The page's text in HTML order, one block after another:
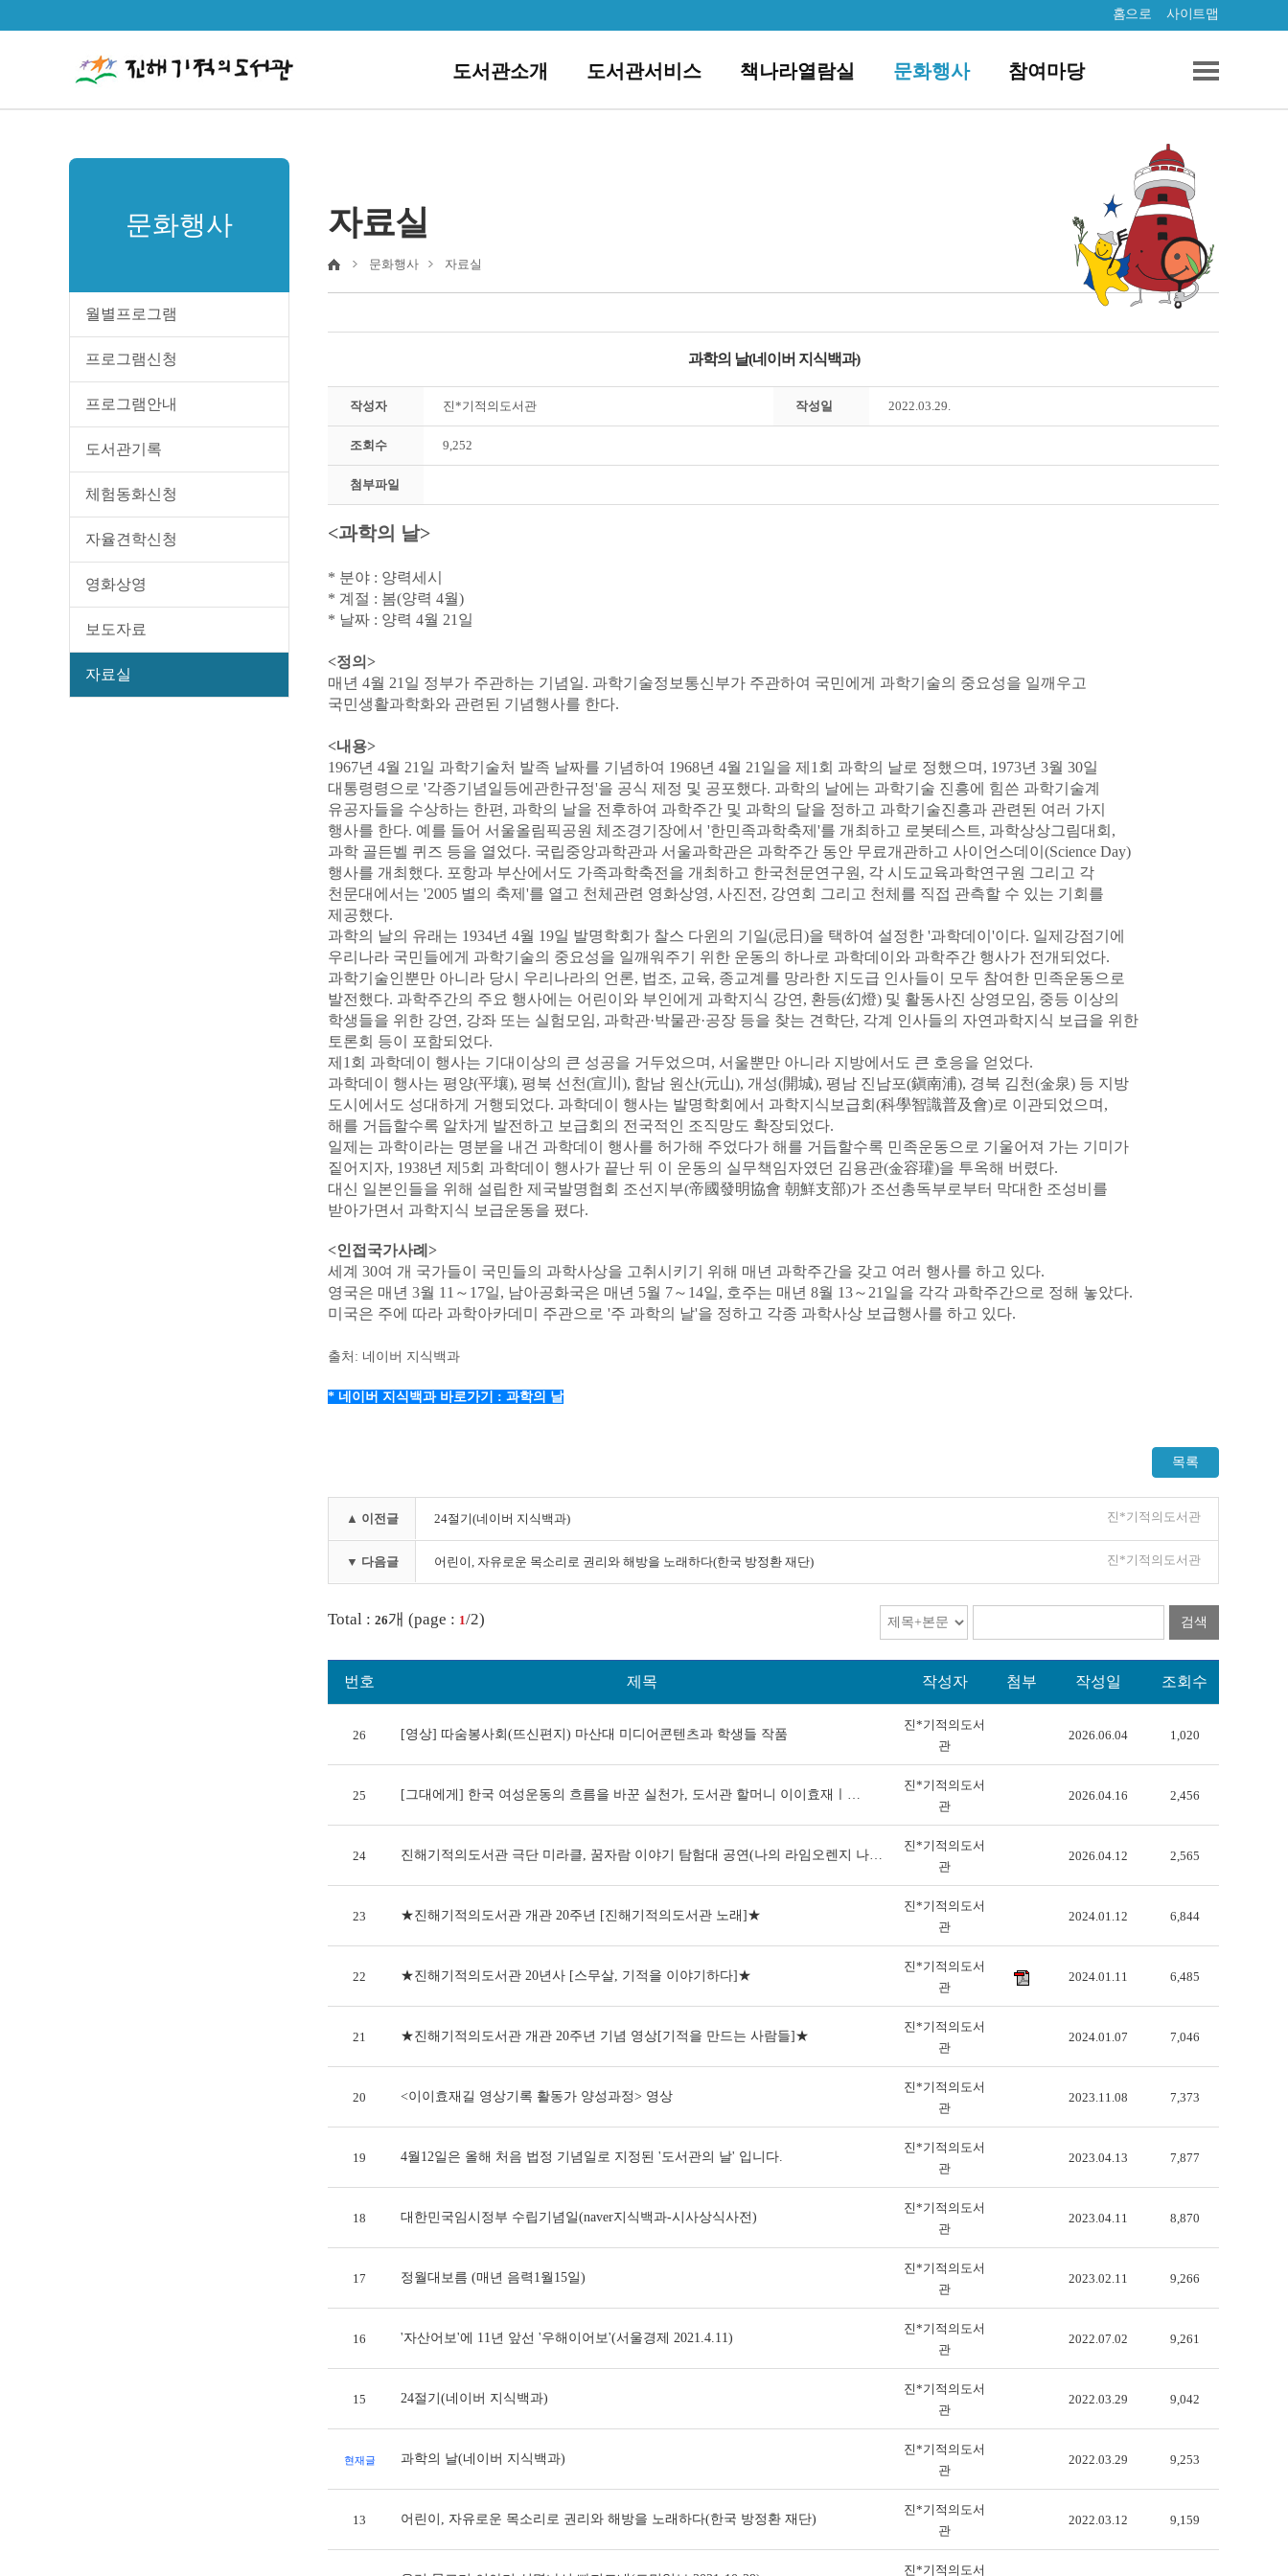
홈으로 사이트맵
도서관소개 도서관서비스 책나라열람실 문화행사 참여마당
전자도서관
문화행사
월별프로그램
프로그램신청
프로그램안내
도서관기록
체험동화신청
자율견학신청
영화상영
보도자료
자료실
자료실
문화행사 자료실
과학의 날(네이버 지식백과)
작성자 진*기적의도서관 작성일 2022.03.29.
조회수 9,252
첨부파일
<과학의 날>
* 분야 : 양력세시
* 계절 : 봄(양력 4월)
* 날짜 : 양력 4월 21일
<정의>
매년 4월 21일 정부가 주관하는 기념일. 과학기술정보통신부가 주관하여 국민에게 과학기술의 중요성을 일깨우고
국민생활과학화와 관련된 기념행사를 한다.
<내용>
1967년 4월 21일 과학기술처 발족 날짜를 기념하여 1968년 4월 21일을 제1회 과학의 날로 정했으며, 1973년 3월 30일
대통령령으로 '각종기념일등에관한규정'을 공식 제정 및 공포했다. 과학의 날에는 과학기술 진흥에 힘쓴 과학기술계
유공자들을 수상하는 한편, 과학의 날을 전후하여 과학주간 및 과학의 달을 정하고 과학기술진흥과 관련된 여러 가지
행사를 한다. 예를 들어 서울올림픽공원 체조경기장에서 '한민족과학축제'를 개최하고 로봇테스트, 과학상상그림대회,
과학 골든벨 퀴즈 등을 열었다. 국립중앙과학관과 서울과학관은 과학주간 동안 무료개관하고 사이언스데이(Science Day)
행사를 개최했다. 포항과 부산에서도 가족과학축전을 개최하고 한국천문연구원, 각 시도교육과학연구원 그리고 각
천문대에서는 '2005 별의 축제'를 열고 천체관련 영화상영, 사진전, 강연회 그리고 천체를 직접 관측할 수 있는 기회를
제공했다.
과학의 날의 유래는 1934년 4월 19일 발명학회가 찰스 다윈의 기일(忌日)을 택하여 설정한 '과학데이'이다. 일제강점기에
우리나라 국민들에게 과학기술의 중요성을 일깨워주기 위한 운동의 하나로 과학데이와 과학주간 행사가 전개되었다.
과학기술인뿐만 아니라 당시 우리나라의 언론, 법조, 교육, 종교계를 망라한 지도급 인사들이 모두 참여한 민족운동으로
발전했다. 과학주간의 주요 행사에는 어린이와 부인에게 과학지식 강연, 환등(幻燈) 및 활동사진 상영모임, 중등 이상의
학생들을 위한 강연, 강좌 또는 실험모임, 과학관·박물관·공장 등을 찾는 견학단, 각계 인사들의 자연과학지식 보급을 위한
토론회 등이 포함되었다.
제1회 과학데이 행사는 기대이상의 큰 성공을 거두었으며, 서울뿐만 아니라 지방에서도 큰 호응을 얻었다.
과학데이 행사는 평양(平壤), 평북 선천(宣川), 함남 원산(元山), 개성(開城), 평남 진남포(鎭南浦), 경북 김천(金泉) 등 지방
도시에서도 성대하게 거행되었다. 과학데이 행사는 발명학회에서 과학지식보급회(科學智識普及會)로 이관되었으며,
해를 거듭할수록 알차게 발전하고 보급회의 전국적인 조직망도 확장되었다.
일제는 과학이라는 명분을 내건 과학데이 행사를 허가해 주었다가 해를 거듭할수록 민족운동으로 기울어져 가는 기미가
짙어지자, 1938년 제5회 과학데이 행사가 끝난 뒤 이 운동의 실무책임자였던 김용관(金容瓘)을 투옥해 버렸다.
대신 일본인들을 위해 설립한 제국발명협회 조선지부(帝國發明協會 朝鮮支部)가 조선총독부로부터 막대한 조성비를
받아가면서 과학지식 보급운동을 폈다.
<인접국가사례>
세계 30여 개 국가들이 국민들의 과학사상을 고취시키기 위해 매년 과학주간을 갖고 여러 행사를 하고 있다.
영국은 매년 3월 11～17일, 남아공화국은 매년 5월 7～14일, 호주는 매년 8월 13～21일을 각각 과학주간으로 정해 놓았다.
미국은 주에 따라 과학아카데미 주관으로 '주 과학의 날'을 정하고 각종 과학사상 보급행사를 하고 있다.
출처: 네이버 지식백과
* 네이버 지식백과 바로가기 : 과학의 날
목록
▲ 이전글 24절기(네이버 지식백과) 진*기적의도서관
▼ 다음글 어린이, 자유로운 목소리로 권리와 해방을 노래하다(한국 방정환 재단) 진*기적의도서관
Total : 26개 (page : 1/2) 검색
번호 제목 작성자 첨부 작성일 조회수
26 [영상] 따숨봉사회(뜨신편지) 마산대 미디어콘텐츠과 학생들 작품
진*기적의도서
관
2026.06.04 1,020
25 [그대에게] 한국 여성운동의 흐름을 바꾼 실천가, 도서관 할머니 이이효재ㅣ…
진*기적의도서
관
2026.04.16 2,456
24 진해기적의도서관 극단 미라클, 꿈자람 이야기 탐험대 공연(나의 라임오렌지 나…
진*기적의도서
관
2026.04.12 2,565
23 ★진해기적의도서관 개관 20주년 [진해기적의도서관 노래]★
진*기적의도서
관
2024.01.12 6,844
22 ★진해기적의도서관 20년사 [스무살, 기적을 이야기하다]★
진*기적의도서
관
2024.01.11 6,485
21 ★진해기적의도서관 개관 20주년 기념 영상[기적을 만드는 사람들]★
진*기적의도서
관
2024.01.07 7,046
20 <이이효재길 영상기록 활동가 양성과정> 영상
진*기적의도서
관
2023.11.08 7,373
19 4월12일은 올해 처음 법정 기념일로 지정된 '도서관의 날' 입니다.
진*기적의도서
관
2023.04.13 7,877
18 대한민국임시정부 수립기념일(naver지식백과-시사상식사전)
진*기적의도서
관
2023.04.11 8,870
17 정월대보름 (매년 음력1월15일)
진*기적의도서
관
2023.02.11 9,266
16 '자산어보'에 11년 앞선 '우해이어보'(서울경제 2021.4.11)
진*기적의도서
관
2022.07.02 9,261
15 24절기(네이버 지식백과)
진*기적의도서
관
2022.03.29 9,042
현재글 과학의 날(네이버 지식백과)
진*기적의도서
관
2022.03.29 9,253
13 어린이, 자유로운 목소리로 권리와 해방을 노래하다(한국 방정환 재단)
진*기적의도서
관
2022.03.12 9,159
진*기적의도서